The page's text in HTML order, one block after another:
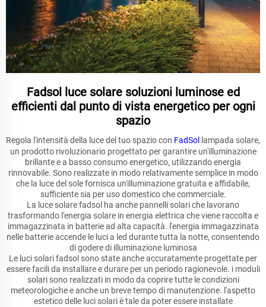
Fadsol luce solare soluzioni luminose ed
efficienti dal punto di vista energetico per ogni
spazio
Regola l'intensità della luce del tuo spazio con FadSol lampada solare,
un prodotto rivoluzionario progettato per garantire un'illuminazione
brillante e a basso consumo energetico, utilizzando energia
rinnovabile. Sono realizzate in modo relativamente semplice in modo
che la luce del sole fornisca un'illuminazione gratuita e affidabile,
sufficiente sia per uso domestico che commerciale.
La luce solare fadsol ha anche pannelli solari che lavorano
trasformando l'energia solare in energia elettrica che viene raccolta e
immagazzinata in batterie ad alta capacità. l'energia immagazzinata
nelle batterie accende le luci a led durante tutta la notte, consentendo
di godere di illuminazione luminosa
Le luci solari fadsol sono state anche accuratamente progettate per
essere facili da installare e durare per un periodo ragionevole. i moduli
solari sono realizzati in modo da coprire tutte le condizioni
meteorologiche e anche un breve tempo di manutenzione. l'aspetto
estetico delle luci solari è tale da poter essere installate